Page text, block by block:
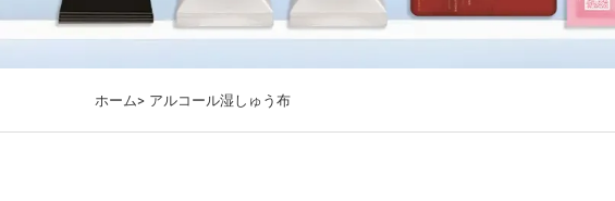
ホーム> アルコール湿しゅう布